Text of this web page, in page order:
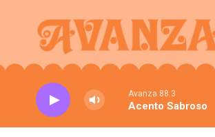
Avanza 88.3
Acento Sabroso